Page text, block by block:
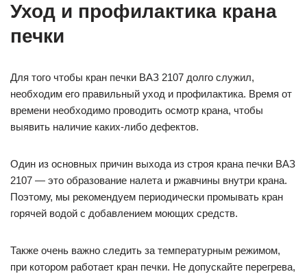
Уход и профилактика крана
печки
Для того чтобы кран печки ВАЗ 2107 долго служил,
необходим его правильный уход и профилактика. Время от
времени необходимо проводить осмотр крана, чтобы
выявить наличие каких-либо дефектов.
Один из основных причин выхода из строя крана печки ВАЗ
2107 — это образование налета и ржавчины внутри крана.
Поэтому, мы рекомендуем периодически промывать кран
горячей водой с добавлением моющих средств.
Также очень важно следить за температурным режимом,
при котором работает кран печки. Не допускайте перегрева,